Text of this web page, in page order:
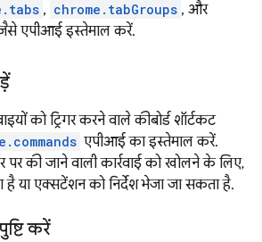
, chrome.tabGroups , और
एपीआई इस्तेमाल करें.
को ट्रिगर करने वाले कीबोर्ड शॉर्टकट
एपीआई का इस्तेमाल करें.
पर की जाने वाली कार्रवाई को खोलने के लिए,
है या एक्सटेंशन को निर्देश भेजा जा सकता है.
करें